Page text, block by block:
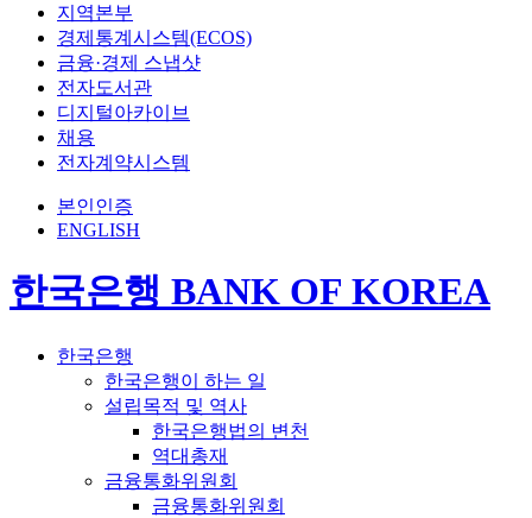
지역본부
경제통계시스템(ECOS)
금융·경제 스냅샷
전자도서관
디지털아카이브
채용
전자계약시스템
본인인증
ENGLISH
한국은행 BANK OF KOREA
한국은행
한국은행이 하는 일
설립목적 및 역사
한국은행법의 변천
역대총재
금융통화위원회
금융통화위원회